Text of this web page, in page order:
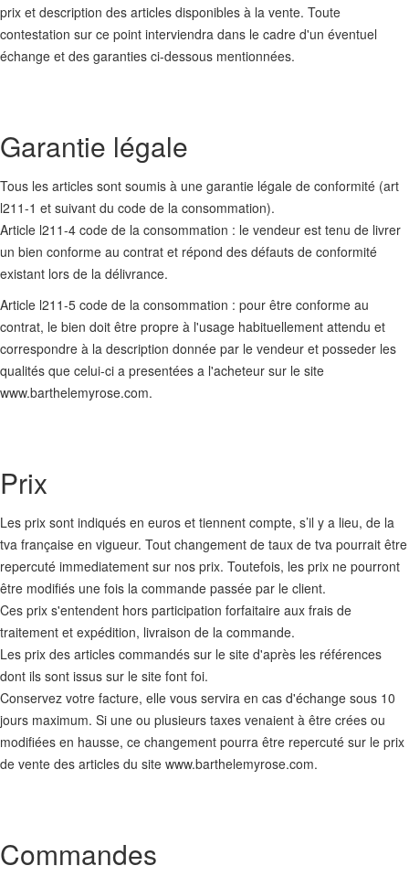
prix et description des articles disponibles à la vente. Toute
contestation sur ce point interviendra dans le cadre d'un éventuel
échange et des garanties ci-dessous mentionnées.
Garantie légale
Tous les articles sont soumis à une garantie légale de conformité (art
l211-1 et suivant du code de la consommation).
Article l211-4 code de la consommation : le vendeur est tenu de livrer
un bien conforme au contrat et répond des défauts de conformité
existant lors de la délivrance.
Article l211-5 code de la consommation : pour être conforme au
contrat, le bien doit être propre à l'usage habituellement attendu et
correspondre à la description donnée par le vendeur et posseder les
qualités que celui-ci a presentées a l'acheteur sur le site
www.barthelemyrose.com.
Prix
Les prix sont indiqués en euros et tiennent compte, s’il y a lieu, de la
tva française en vigueur. Tout changement de taux de tva pourrait être
repercuté immediatement sur nos prix. Toutefois, les prix ne pourront
être modifiés une fois la commande passée par le client.
Ces prix s'entendent hors participation forfaitaire aux frais de
traitement et expédition, livraison de la commande.
Les prix des articles commandés sur le site d'après les références
dont ils sont issus sur le site font foi.
Conservez votre facture, elle vous servira en cas d'échange sous 10
jours maximum. Si une ou plusieurs taxes venaient à être crées ou
modifiées en hausse, ce changement pourra être repercuté sur le prix
de vente des articles du site www.barthelemyrose.com.
Commandes